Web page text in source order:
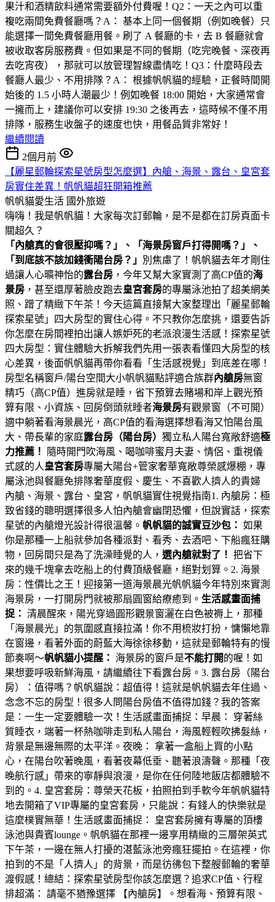
果汁和酒精飲料通常需要額外付費喔！Q2：一天之內可以重
複吃兩間免費餐廳嗎？A： 基本上同一個餐期（例如晚餐）只
能選擇一間免費餐廳用餐。刷了 A 餐廳的卡，去 B 餐廳就會
被收取客房服務費。但如果是不同的餐期（吃完晚餐、深夜再
去吃宵夜），那就可以放管理智線盡情吃！Q3：什麼時段去
餐廳人最少、不用排隊？A： 根據帆帆貓的經驗，正餐時間開
始後的 1.5 小時人潮最少！例如晚餐 18:00 開始，大家通常會
一擁而上，建議你可以安排 19:30 之後再去，這時候不僅不用
排隊，服務生收盤子的速度也快，用餐品質非常好！
繼續閱讀
2個月前
【麗星郵輪探索星號房型怎麼選】內艙、海景、露台、皇宮套
房實住差異！帆帆貓超狂開箱推薦
帆帆貓愛生活 國外旅遊
嗨嗨！我是帆帆貓！大家每次訂郵輪，是不是都在訂房頁面卡
關超久？
「內艙真的會很壓抑嗎？」、「海景房窗戶打得開嗎？」、
「到底該不該加錢衝陽台房？」 別焦慮了！帆帆貓去年才剛住
過讓人心曠神怡的露台房 ，今年又幫大家實測了高CP值的海
景房 ，甚至還厚著臉皮跑去皇宮套房的專屬泳池拍了超美網美
照、蹭了精緻下午茶！今天這篇直接幫大家整理出「麗星郵輪
探索星號」四大房型的實住心得。不只教你怎麼挑，還要告訴
你怎麼在房間裡拍出讓人嫉妒死的老派浪漫生活感！探索星號
四大房型：實住體驗大拆解我們先用一張表看懂四大房型的核
心差異，後面帆帆貓再帶你看看「生活感視覺」到底差在哪！
房型名稱窗戶/陽台空間大小帆帆貓點評適合族群內艙房無窗
精巧（高CP值）進房就是睡，省下預算去賭場和岸上觀光預
算有限、小資族、回房倒頭就睡者海景房有觀景窗（不可開）
適中躺著看海景晨光，高CP值的看海選擇想看海又怕陽台風
大、帶長輩的家庭露台房（陽台房） 獨立私人陽台寬敞舒適極
力推薦！
隨時開門吹海風、喝咖啡蜜月夫妻、情侶、重視儀
式感的人 皇宮套房專屬大陽台+管家奢華寬敞尊榮感爆棚，專
屬泳池與餐廳免排隊奢華度假、慶生、不喜歡人擠人的貴婦
內艙、海景、露台、皇宮，帆帆貓實住視覺指南1. 內艙房：極
致省錢的聰明選擇很多人怕內艙會幽閉恐懼，但說實話，探索
星號的內艙燈光設計得很溫馨。 帆帆貓的誠實豆沙包： 如果
你是那種一上船就參加各種派對、看秀、去酒吧、下船瘋狂購
物，回房間只是為了洗澡睡覺的人， 選內艙就對了！ 把省下
來的幾千塊拿去吃船上的付費頂級餐廳，絕對划算。2. 海景
房：性價比之王！迎接第一道海景晨光帆帆貓今年特別來實測
海景房，一打開房門就被那扇圓窗給療癒到。 生活感畫面捕
捉： 清晨醒來，陽光穿過圓形觀景窗灑在白色被褥上，那種
「海景晨光」的氛圍感直接拉滿！你不用梳妝打扮，慵懶地靠
在窗邊，看著外面的蔚藍大海徐徐移動，這就是郵輪特有的慢
節奏啊～帆帆貓小提醒： 海景房的窗戶是不能打開的喔！如
果想要呼吸新鮮海風，請繼續往下看露台房。3. 露台房（陽台
房）：值得嗎？帆帆貓說：超值得！這就是帆帆貓去年住過、
念念不忘的房型！很多人問陽台房值不值得加錢？我的答案
是：一生一定要體驗一次！生活感畫面捕捉：早晨： 穿著絲
質睡衣，端著一杯熱咖啡走到私人陽台，海風輕輕吹拂髮絲，
背景是無邊無際的太平洋。夜晚： 拿著一盒船上買的小點
心，在陽台吹著晚風，看著夜幕低垂、聽著浪濤聲。那種「夜
晚航行感」帶來的寧靜與浪漫，是你在任何陸地飯店都體驗不
到的。4. 皇宮套房：尊榮天花板，拍照拍到手軟今年帆帆貓特
地去開箱了VIP專屬的皇宮套房，只能說：有錢人的快樂就是
這麼樸實無華！生活感畫面捕捉： 皇宮套房擁有專屬的頂樓
泳池與貴賓lounge。帆帆貓在那裡一邊享用精緻的三層架英式
下午茶，一邊在無人打擾的湛藍泳池旁瘋狂擺拍。在這裡，你
拍到的不是「人擠人」的背景，而是彷彿包下整艘郵輪的奢華
渡假感！總結：探索星號房型你該怎麼選？追求CP值、行程
排超滿： 請毫不猶豫選擇 【內艙房】。想看海、預算有限、